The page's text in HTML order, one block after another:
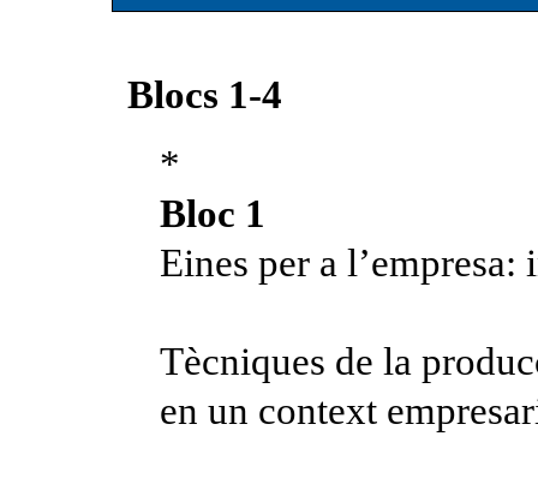
Blocs 1-4
*
Bloc 1
Eines per a
Tècniques de la
en un context